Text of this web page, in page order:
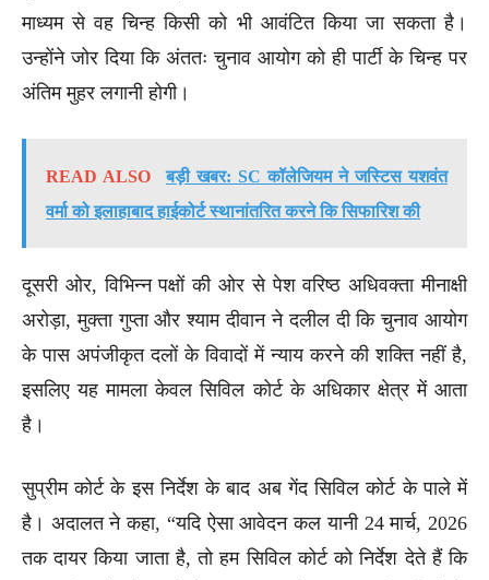
माध्यम से वह चिन्ह किसी को भी आवंटित किया जा सकता है।
उन्होंने जोर दिया कि अंततः चुनाव आयोग को ही पार्टी के चिन्ह पर
अंतिम मुहर लगानी होगी।
READ ALSO
बड़ी खबर: SC कॉलेजियम ने जस्टिस यशवंत
वर्मा को इलाहाबाद हाईकोर्ट स्थानांतरित करने कि सिफारिश की
दूसरी ओर, विभिन्न पक्षों की ओर से पेश वरिष्ठ अधिवक्ता मीनाक्षी
अरोड़ा, मुक्ता गुप्ता और श्याम दीवान ने दलील दी कि चुनाव आयोग
के पास अपंजीकृत दलों के विवादों में न्याय करने की शक्ति नहीं है,
इसलिए यह मामला केवल सिविल कोर्ट के अधिकार क्षेत्र में आता
है।
सुप्रीम कोर्ट के इस निर्देश के बाद अब गेंद सिविल कोर्ट के पाले में
है। अदालत ने कहा, “यदि ऐसा आवेदन कल यानी 24 मार्च, 2026
तक दायर किया जाता है, तो हम सिविल कोर्ट को निर्देश देते हैं कि